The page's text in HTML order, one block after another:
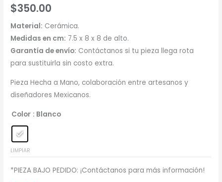
$350.00
Material: Cerámica.
Medidas en cm: 7.5 x 8 x 8 de alto.
Garantía de envío: Contáctanos si tu pieza llega rota
para sustituirla sin costo extra.
Pieza Hecha a Mano, colaboración entre artesanos y
diseñadores Mexicanos.
Color : Blanco
LIMPIAR
*PIEZA BAJO PEDIDO: ¡Contáctanos para más información!